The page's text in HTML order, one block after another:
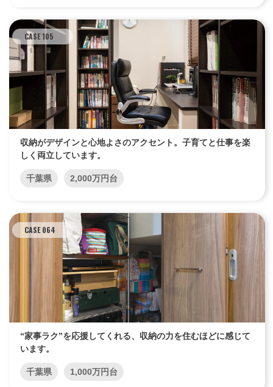
CASE 105
収納がデザインと心地よさのアクセント。子育てと仕事を楽
しく両立しています。
千葉県 2,000万円台
CASE 064
“家事ラク”を応援してくれる、収納の力を住むほどに感じて
います。
千葉県 1,000万円台